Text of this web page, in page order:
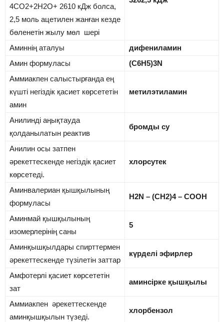
4CO2+2H2O+ 2610 кДж болса,
2,5 моль ацетилен жанған кезде
бөленетін жылу мөл шері
Аминнің аталуы
дифениламин
Амин формуласы
(C6H5)3N
Аммиакпен салыстырғанда ең
күшті негіздік қасиет көрсететін
амин
метилэтиламин
Анилинді аңықтауда
қолданылатын реактив
бромды су
Анилин осы затпен
әрекеттескенде негіздік қасиет
көрсетеді.
хлорсутек
Аминвалериан қышқылының
формуласы
H2N – (CH2)4 – COOH
Аминмай қышқылының
изомерлерінің саны
5
Аминқышқылдары спирттермен
әрекеттескенде түзілетін заттар
күрделі эфирлер
Амфотерлі қасиет көрсететін
зат
аминсірке қышқылы
Аммиакпен әрекеттескенде
аминқышқылын түзеді.
хлорбензол